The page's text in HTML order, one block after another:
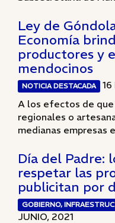
Ley de
Economía
productores y
mendocinos
NOTICIA DESTACADA
16
A los efectos de
regionales o
medianas empresas
Día del Padre:
respetar las
publicitan por
GOBIERNO,
JUNIO, 2021